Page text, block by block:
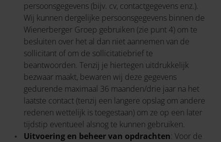
persoonsgegevens (bijv. cv, contactgegevens enz.).
Wij kunnen dergelijke persoonsgegevens binnen de
Wienerberger Groep gebruiken (zie punt 4) om te
besluiten over het al dan niet aannemen van de
sollicitant of om de sollicitatiebrief te
beantwoorden. Tenzij je hiertegen uitdrukkelijk
bezwaar maakt, bewaren wij deze gegevens
gedurende maximaal 36 maanden/drie jaar na het
laatste contact (tenzij een langere opslag om andere
redenen wettelijk is toegestaan) om ze op een later
tijdstip eventueel alsnog te kunnen gebruiken.
Uitvoering en beheer van opdrachten: Voor de